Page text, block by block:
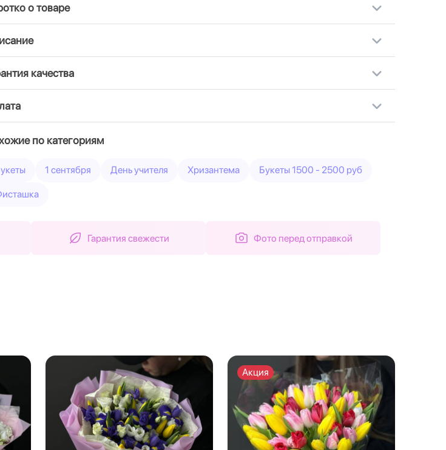
о товаре
качества
по категориям
1 сентября День учителя Хризантема Букеты 1500 - 2500 руб
Гарантия свежести Фото перед отправкой
Акция